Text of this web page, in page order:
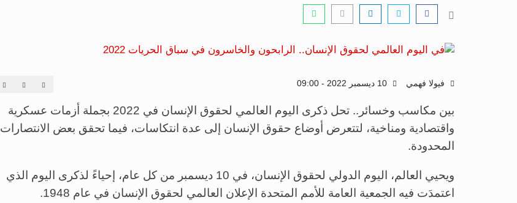
فيولا فهمي
بين مكاسب وخسائر.. تحل ذكرى اليوم العالمي لحقوق الإنسان في 2022 بجملة أزمات عسكرية
واقتصادية ومناخية، لتتعرض أوضاع حقوق الإنسان إلى عدة انتكاسات، فيما تحقق بعض الانتصارات
المحدودة.
ويحيي العالم، اليوم الدولي لحقوق الإنسان، في 10 ديسمبر من كل عام، إحياءً لذكرى اليوم الذي
اعتمدَت فيه الجمعية العامة للأمم المتحدة الإعلان العالمي لحقوق الإنسان في عام 1948.